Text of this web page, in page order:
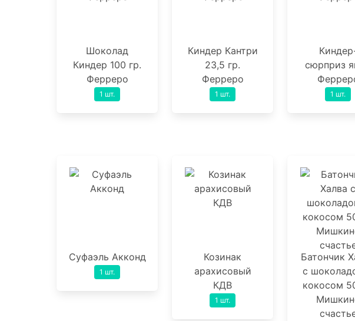
Шоколад
Киндер 100 гр.
Ферреро
1 шт.
Киндер Кантри
23,5 гр.
Ферреро
1 шт.
сюрприз
1 шт.
Суфаэль Акконд
1 шт.
Козинак
арахисовый
КДВ
1 шт.
Батончик
с
кокосом